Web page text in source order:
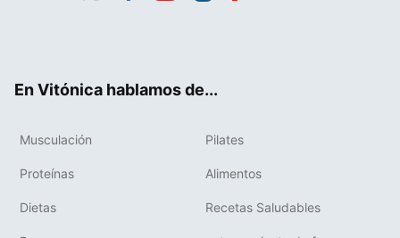
En Vitónica hablamos de...
Musculación Pilates
Proteínas Alimentos
Dietas Recetas Saludables